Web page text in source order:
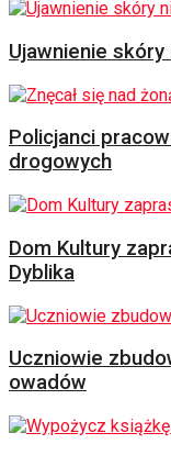
Ujawnienie
Policjanci
drogowych
Dom Kultury
Dyblika
Uczniowie
owadów